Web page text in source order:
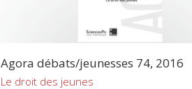
Agora débats/jeunesses 74, 2016
Le droit des jeunes